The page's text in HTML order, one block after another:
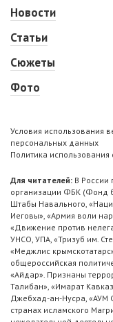
Новости
Статьи
Сюжеты
Фото
Условия использования
персональных данных
Политика использования
Для читателей: В России
организации ФБК (Фонд
Штабы Навального,
Иеговы», «Армия воли
«Движение против
УНСО, УПА, «Тризуб им.
«Меджлис
общероссийская
«Айдар». Признаны
Талибан», «Имарат
Джебхад-ан-Нусра, «АУМ
странах исламского